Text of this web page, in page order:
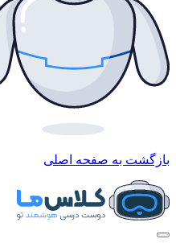
بازگشت به صفحه اصلی